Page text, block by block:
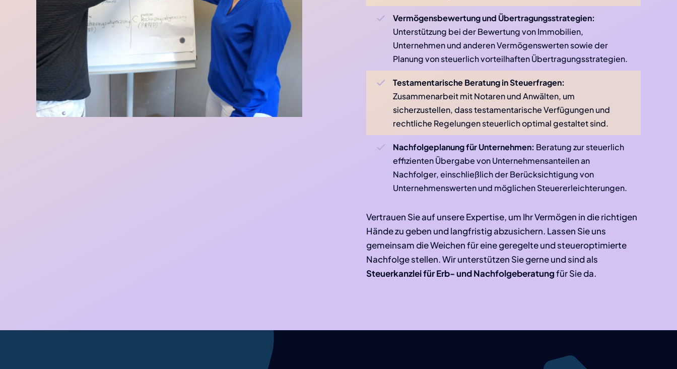
Vermögensbewertung und Übertragungsstrategien:
Unterstützung bei der Bewertung von Immobilien,
Unternehmen und anderen Vermögenswerten sowie der
Planung von steuerlich vorteilhaften Übertragungsstrategien.
Testamentarische Beratung in Steuerfragen:
Zusammenarbeit mit Notaren und Anwälten, um
sicherzustellen, dass testamentarische Verfügungen und
rechtliche Regelungen steuerlich optimal gestaltet sind.
Nachfolgeplanung für Unternehmen: Beratung zur steuerlich
effizienten Übergabe von Unternehmensanteilen an
Nachfolger, einschließlich der Berücksichtigung von
Unternehmenswerten und möglichen Steuererleichterungen.
Vertrauen Sie auf unsere Expertise, um Ihr Vermögen in die richtigen
Hände zu geben und langfristig abzusichern. Lassen Sie uns
gemeinsam die Weichen für eine geregelte und steueroptimierte
Nachfolge stellen. Wir unterstützen Sie gerne und sind als
Steuerkanzlei für Erb- und Nachfolgeberatungfür Sie da.